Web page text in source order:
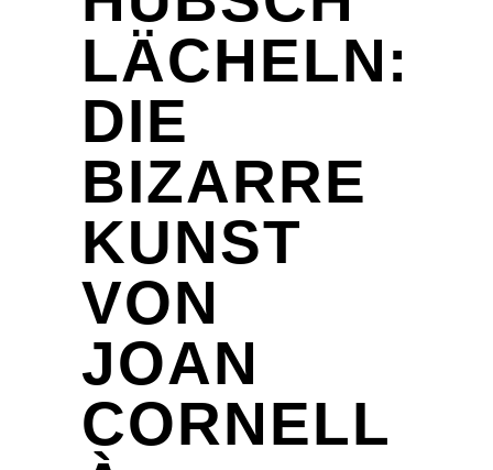
LÄCHELN:
DIE
BIZARRE
KUNST
VON
JOAN
CORNELL